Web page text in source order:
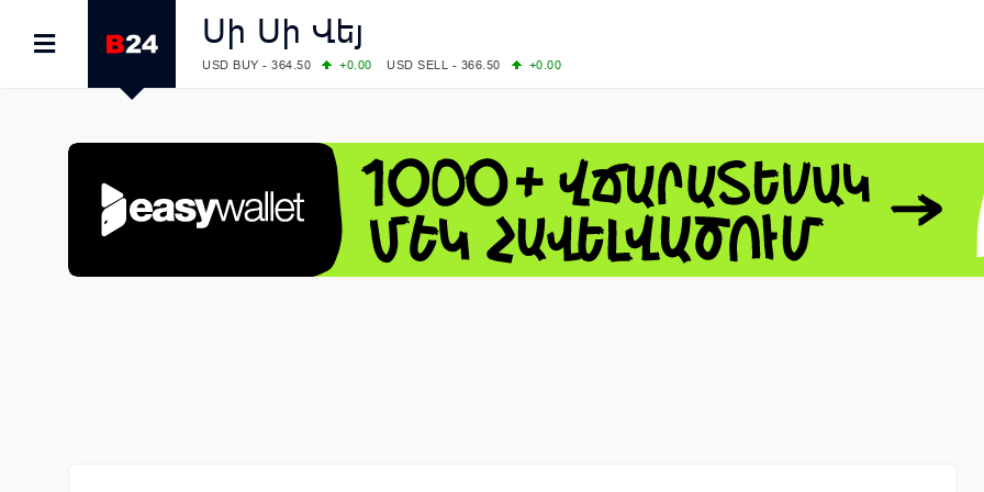
Սի Սի Վեյ
USD BUY - 364.50 +0.00 USD SELL - 366.50
+0.00
COMEX: PLATINUM - 1759.60
LME: ALUMINIUM - 3184.00
-0.27 COPPER - 13791.00
-0.12
LME: NICKEL - 17249.00
+0.09 TIN - 55268.00
+2.50
LME: LEAD - 1877.50
-1.00 ZINC - 3643.00
+1.43
FOREX: USD/JPY - 157.76
-0.39 EUR/GBP - 1.1558
+0.32
FOREX: EUR/USD - 1.1558
+0.32 GBP/USD - 1.3488
+0.30